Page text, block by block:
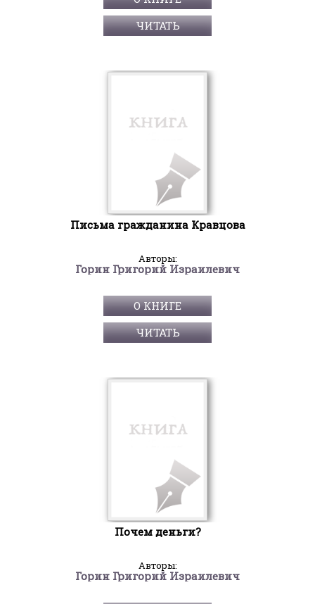
ЧИТАТЬ
Письма гражданина Кравцова
Авторы:
Горин Григорий Израилевич
О КНИГЕ
ЧИТАТЬ
Почем деньги?
Авторы:
Горин Григорий Израилевич